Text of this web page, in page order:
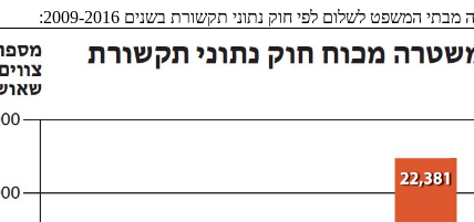
לשלום לפי חוק נתוני תקשורת בשנים 2009-2016: